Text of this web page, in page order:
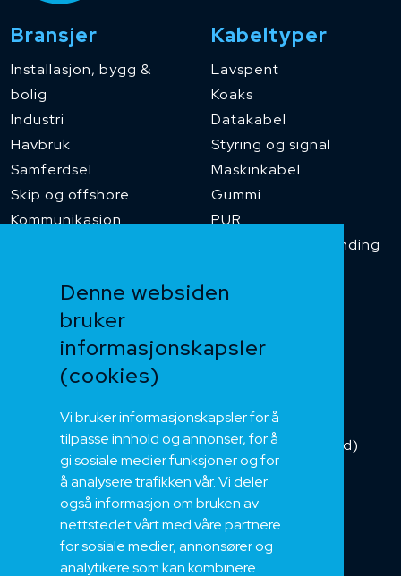
Denne websiden
bruker
informasjonskapsler
(cookies)
Vi bruker informasjonskapsler for å
tilpasse innhold og annonser, for å
gi sosiale medier funksjoner og for
å analysere trafikken vår. Vi deler
også informasjon om bruken av
nettstedet vårt med våre partnere
for sosiale medier, annonsører og
analytikere som kan kombinere
Bransjer
Installasjon, bygg &
bolig
Industri
Havbruk
Samferdsel
Skip og offshore
Kommunikasjon
Kabeltyper
Lavspent
Koaks
Datakabel
Styring og signal
Maskinkabel
Gummi
PUR
Temperaturbestanding
Heis og kran
Kategorikabel
Installasjonskabel
Kombikabel (Hybrid)
DNV sertifisert
Tilbehør
Om oss